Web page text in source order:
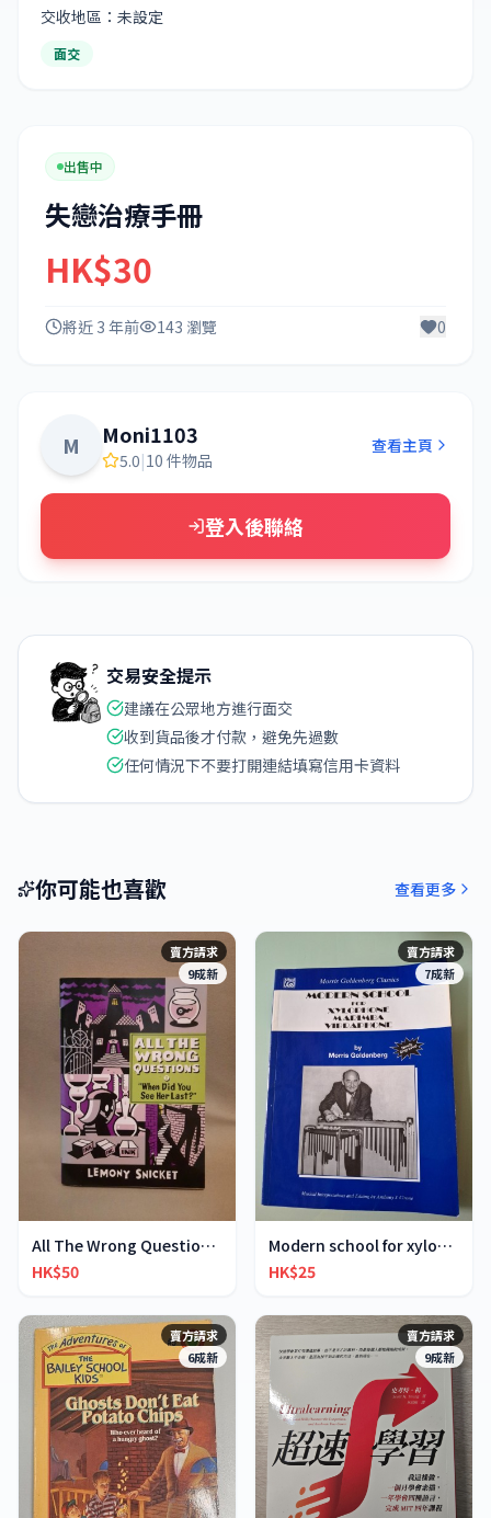
交收地區：未設定
面交
出售中
失戀治療手冊
HK$30
將近 3 年前 143 瀏覽 0
M Moni1103
5.0|10 件物品
查看主頁
登入後聯絡
交易安全提示
建議在公眾地方進行面交
收到貨品後才付款，避免先過數
任何情況下不要打開連結填寫信用卡資料
你可能也喜歡 查看更多
賣方請求
9成新
All The Wrong Questions 2: "When Did You See Her L
HK$50
賣方請求
7成新
Modern school for xylophone marimba vibraphone
HK$25
賣方請求
6成新
賣方請求
9成新